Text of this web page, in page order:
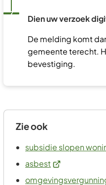
Dien uw verzoek
Status: Actief
Opvolgingsnummer:
7
De melding komt
gemeente terecht.
bevestiging.
Zie ook
subsidie slopen
asbest(Verwijst
naar